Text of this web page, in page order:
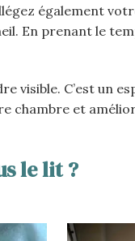
également
En prenant le
visible. C’est un
chambre et
le lit ?